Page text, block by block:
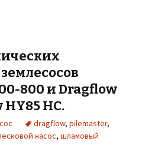
800 и Dragflow
HC.
dragflow, pilemaster,
насос, шламовый